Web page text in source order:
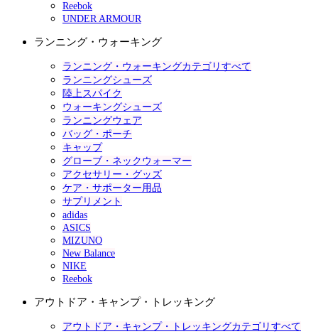
Reebok
UNDER ARMOUR
ランニング・ウォーキング
ランニング・ウォーキングカテゴリすべて
ランニングシューズ
陸上スパイク
ウォーキングシューズ
ランニングウェア
バッグ・ポーチ
キャップ
グローブ・ネックウォーマー
アクセサリー・グッズ
ケア・サポーター用品
サプリメント
adidas
ASICS
MIZUNO
New Balance
NIKE
Reebok
アウトドア・キャンプ・トレッキング
アウトドア・キャンプ・トレッキングカテゴリすべて